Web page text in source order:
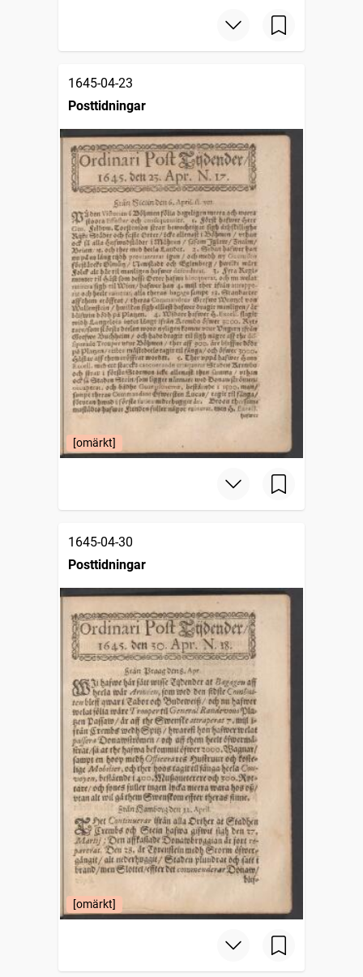
1645-04-23
Posttidningar
[omärkt]
1645-04-30
Posttidningar
[omärkt]